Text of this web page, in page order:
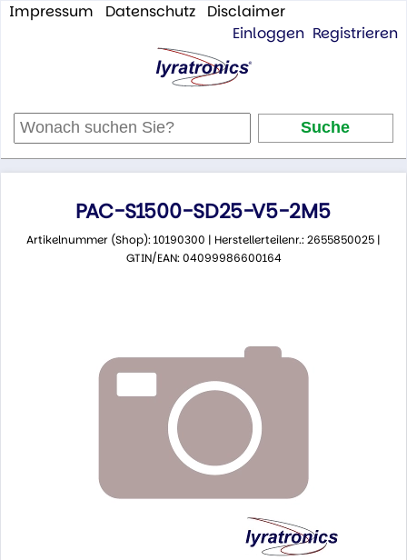
Impressum Datenschutz
Disclaimer
Einloggen Registrieren
PAC-S1500-SD25-V5-2M5
Artikelnummer (Shop): 10190300 | Herstellerteilenr.: 2655850025 |
GTIN/EAN: 04099986600164